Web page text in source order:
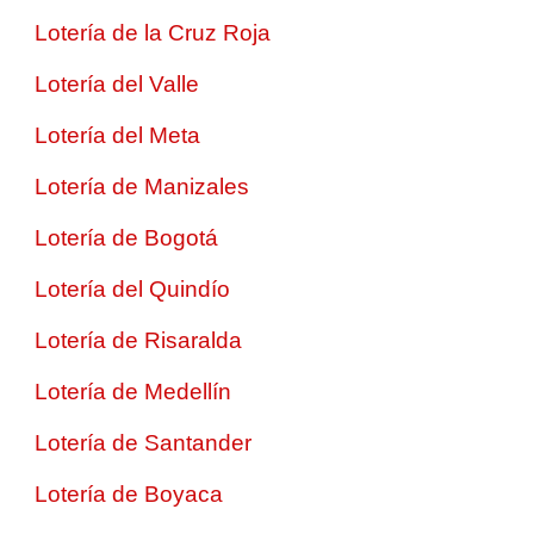
Lotería de la Cruz Roja
Lotería del Valle
Lotería del Meta
Lotería de Manizales
Lotería de Bogotá
Lotería del Quindío
Lotería de Risaralda
Lotería de Medellín
Lotería de Santander
Lotería de Boyaca